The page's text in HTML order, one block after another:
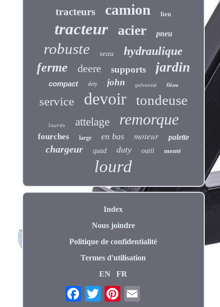
tracteurs camion lien
tracteur acier pneu
robuste seau hydraulique
ferme deere supports jardin
compact dety john galvanisé fléau
service devoir tondeuse
lourds attelage remorque
fourches large en bas moteur palette
chargeur quad duty outil monté
lourd
Index
Nous joindre
Politique de confidentialité
Termes d'utilisation
EN
FR